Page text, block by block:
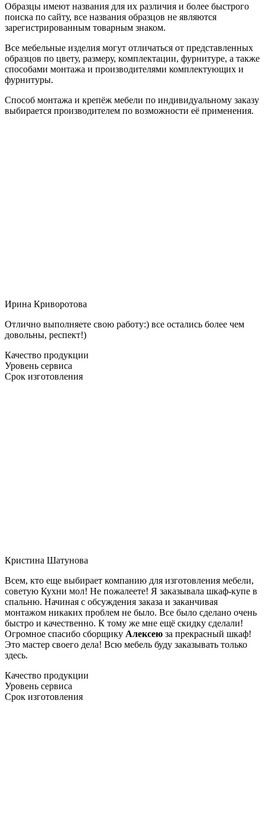
Образцы имеют названия для их различия и более быстрого
поиска по сайту, все названия образцов не являются
зарегистрированным товарным знаком.
Все мебельные изделия могут отличаться от представленных
образцов по цвету, размеру, комплектации, фурнитуре, а также
способами монтажа и производителями комплектующих и
фурнитуры.
Способ монтажа и крепёж мебели по индивидуальному заказу
выбирается производителем по возможности её применения.
Ирина Криворотова
Отлично выполняете свою работу:) все остались более чем
довольны, респект!)
Качество продукции
Уровень сервиса
Срок изготовления
Кристина Шатунова
Всем, кто еще выбирает компанию для изготовления мебели,
советую Кухни мол! Не пожалеете! Я заказывала шкаф-купе в
спальню. Начиная с обсуждения заказа и заканчивая
монтажом никаких проблем не было. Все было сделано очень
быстро и качественно. К тому же мне ещё скидку сделали!
Огромное спасибо сборщику Алексею за прекрасный шкаф!
Это мастер своего дела! Всю мебель буду заказывать только
здесь.
Качество продукции
Уровень сервиса
Срок изготовления